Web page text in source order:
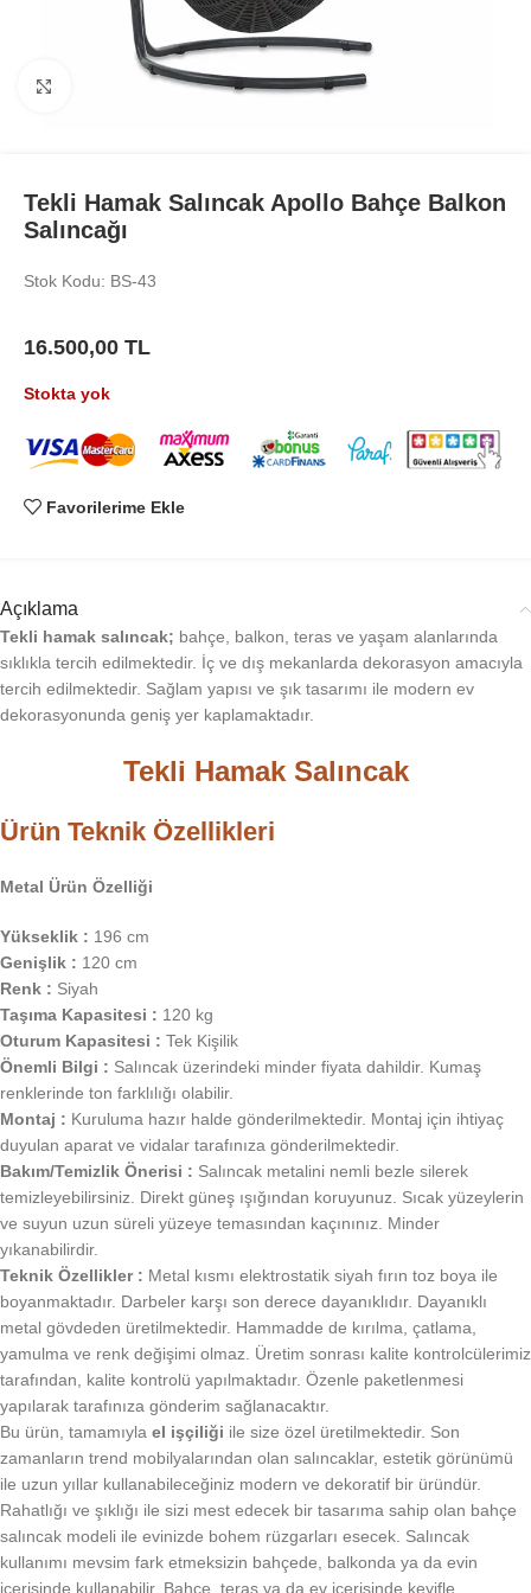
Tekli Hamak Salıncak Apollo Bahçe Balkon
Salıncağı
Stok Kodu: BS-43
16.500,00 TL
Stokta yok
Favorilerime Ekle
Açıklama
Tekli hamak salıncak; bahçe, balkon, teras ve yaşam alanlarında
sıklıkla tercih edilmektedir. İç ve dış mekanlarda dekorasyon amacıyla
tercih edilmektedir. Sağlam yapısı ve şık tasarımı ile modern ev
dekorasyonunda geniş yer kaplamaktadır.
Tekli Hamak Salıncak
Ürün Teknik Özellikleri
Metal Ürün Özelliği
Yükseklik : 196 cm
Genişlik : 120 cm
Renk : Siyah
Taşıma Kapasitesi : 120 kg
Oturum Kapasitesi : Tek Kişilik
Önemli Bilgi : Salıncak üzerindeki minder fiyata dahildir. Kumaş
renklerinde ton farklılığı olabilir.
Montaj : Kuruluma hazır halde gönderilmektedir. Montaj için ihtiyaç
duyulan aparat ve vidalar tarafınıza gönderilmektedir.
Bakım/Temizlik Önerisi : Salıncak metalini nemli bezle silerek
temizleyebilirsiniz. Direkt güneş ışığından koruyunuz. Sıcak yüzeylerin
ve suyun uzun süreli yüzeye temasından kaçınınız. Minder
yıkanabilirdir.
Teknik Özellikler : Metal kısmı elektrostatik siyah fırın toz boya ile
boyanmaktadır. Darbeler karşı son derece dayanıklıdır. Dayanıklı
metal gövdeden üretilmektedir. Hammadde de kırılma, çatlama,
yamulma ve renk değişimi olmaz. Üretim sonrası kalite kontrolcülerimiz
tarafından, kalite kontrolü yapılmaktadır. Özenle paketlenmesi
yapılarak tarafınıza gönderim sağlanacaktır.
Bu ürün, tamamıyla el işçiliği ile size özel üretilmektedir. Son
zamanların trend mobilyalarından olan salıncaklar, estetik görünümü
ile uzun yıllar kullanabileceğiniz modern ve dekoratif bir üründür.
Rahatlığı ve şıklığı ile sizi mest edecek bir tasarıma sahip olan bahçe
salıncak modeli ile evinizde bohem rüzgarları esecek. Salıncak
kullanımı mevsim fark etmeksizin bahçede, balkonda ya da evin
içerisinde kullanabilir. Bahçe, teras ya da ev içerisinde keyifle